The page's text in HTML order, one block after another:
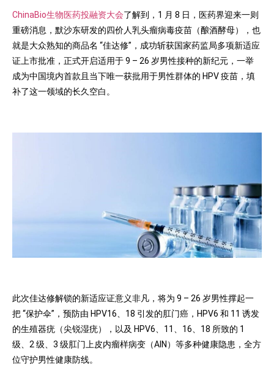
ChinaBio生物医药投融资大会了解到，1 月 8 日，医药界迎来一则
重磅消息，默沙东研发的四价人乳头瘤病毒疫苗（酿酒酵母），也
就是大众熟知的商品名 “佳达修”，成功斩获国家药监局多项新适应
证上市批准，正式开启适用于 9 – 26 岁男性接种的新纪元，一举
成为中国境内首款且当下唯一获批用于男性群体的 HPV 疫苗，填
补了这一领域的长久空白。
此次佳达修解锁的新适应证意义非凡，将为 9 – 26 岁男性撑起一
把 “保护伞”，预防由 HPV16、18 引发的肛门癌，HPV6 和 11 诱发
的生殖器疣（尖锐湿疣），以及 HPV6、11、16、18 所致的 1
级、2 级、3 级肛门上皮内瘤样病变（AIN）等多种健康隐患，全方
位守护男性健康防线。